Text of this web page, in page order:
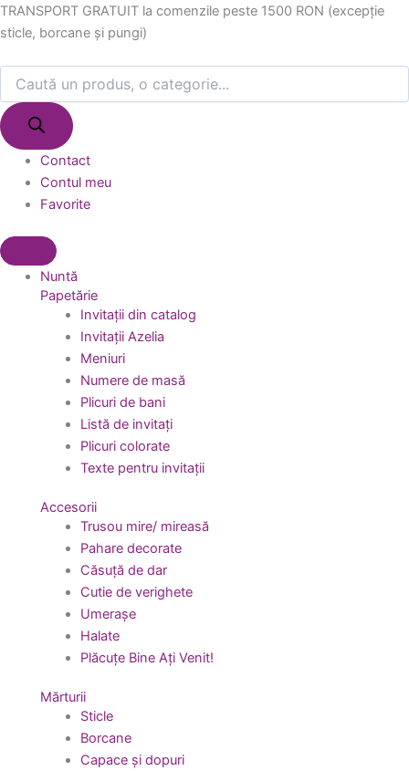
Skip
to
TRANSPORT GRATUIT la comenzile peste 1500 RON (excepție
sticle, borcane și pungi)
Products
search
Contact
Contul meu
Favorite
Nuntă
Papetărie
Invitații din catalog
Invitații Azelia
Meniuri
Numere de masă
Plicuri de bani
Listă de invitați
Plicuri colorate
Texte pentru invitații
Accesorii
Trusou mire/ mireasă
Pahare decorate
Căsuță de dar
Cutie de verighete
Umerașe
Halate
Plăcuțe Bine Ați Venit!
Mărturii
Sticle
Borcane
Capace și dopuri
Products
search